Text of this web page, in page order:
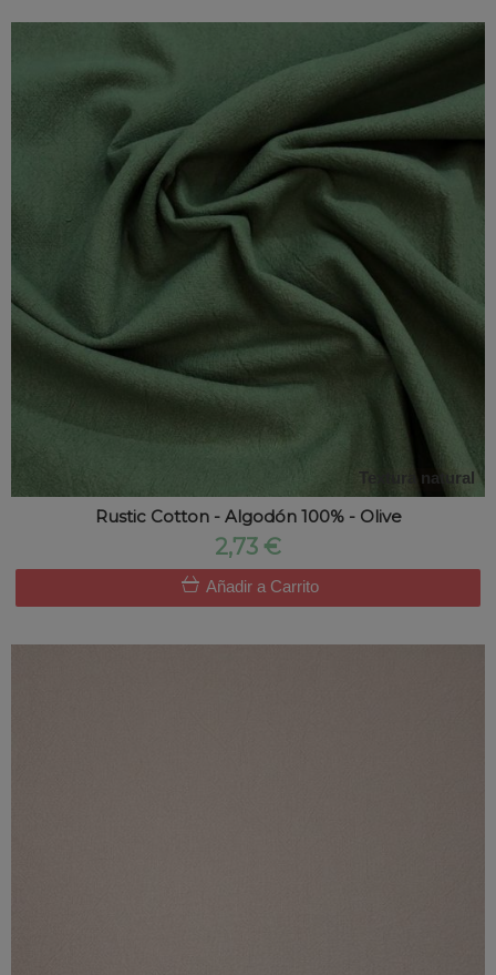
Textura natural
Rustic Cotton - Algodón 100% - Olive
2,73 €
Añadir a Carrito